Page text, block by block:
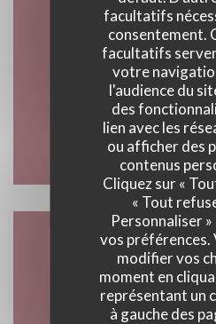
facultatifs
consentement.
facultatifs
votre
l'audience du
des
lien avec les
ou afficher des
contenus
Cliquez sur «
« Tout
Personnaliser
vos préférences.
modifier vos
moment en
représentant un
à gauche des
4348 Rte de la Corniche
04 94 40
Nous